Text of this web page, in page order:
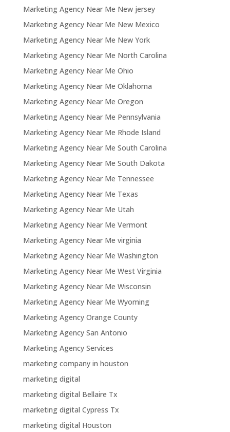
Marketing Agency Near Me New jersey
Marketing Agency Near Me New Mexico
Marketing Agency Near Me New York
Marketing Agency Near Me North Carolina
Marketing Agency Near Me Ohio
Marketing Agency Near Me Oklahoma
Marketing Agency Near Me Oregon
Marketing Agency Near Me Pennsylvania
Marketing Agency Near Me Rhode Island
Marketing Agency Near Me South Carolina
Marketing Agency Near Me South Dakota
Marketing Agency Near Me Tennessee
Marketing Agency Near Me Texas
Marketing Agency Near Me Utah
Marketing Agency Near Me Vermont
Marketing Agency Near Me virginia
Marketing Agency Near Me Washington
Marketing Agency Near Me West Virginia
Marketing Agency Near Me Wisconsin
Marketing Agency Near Me Wyoming
Marketing Agency Orange County
Marketing Agency San Antonio
Marketing Agency Services
marketing company in houston
marketing digital
marketing digital Bellaire Tx
marketing digital Cypress Tx
marketing digital Houston